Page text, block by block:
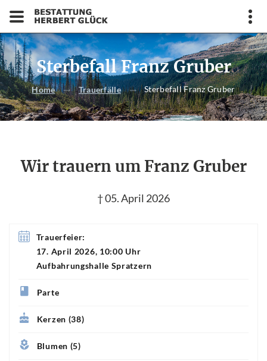
Sterbefall Franz Gruber
Home Trauerfälle Sterbefall Franz Gruber
Wir trauern um Franz Gruber
† 05. April 2026
Trauerfeier:
17. April 2026, 10:00 Uhr
Aufbahrungshalle Spratzern
Parte
Kerzen (38)
Blumen (5)